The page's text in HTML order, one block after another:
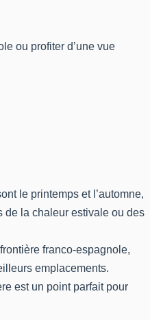
ou profiter d’une vue
le printemps et l’automne,
de la chaleur estivale ou des
franco-espagnole,
emplacements.
est un point parfait pour